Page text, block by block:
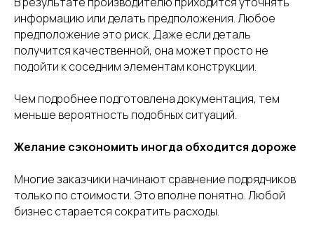
информацию или делать предположения. Любое
предположение это риск. Даже если деталь
получится качественной, она может просто не
подойти к соседним элементам конструкции.
Чем подробнее подготовлена документация, тем
меньше вероятность подобных ситуаций.
Желание сэкономить иногда обходится дороже
Многие заказчики начинают сравнение подрядчиков
только по стоимости. Это вполне понятно. Любой
бизнес старается сократить расходы.